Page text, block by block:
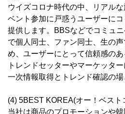
ウイズコロナ時代の中、リアル
ベント参加に戸惑うユーザーに
提供します。BBSなどでコミュ
で個人同士、ファン同士、生の
め、ユーザーにとって信頼感のあ
トレンドセッターやマーケッタ
一次情報取得とトレンド確認の場
(4) 5BEST KOREA(オー！ベスト
当社は商品のプロモーションや